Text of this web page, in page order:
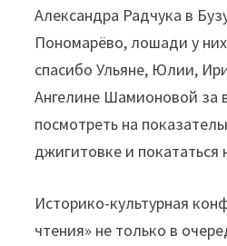
Александра Радчука в
Пономарёво, лошади у
спасибо Ульяне, Юлии,
Ангелине Шамионовой за
посмотреть на
джигитовке и покататься
Историко-культурная
чтения» не только в